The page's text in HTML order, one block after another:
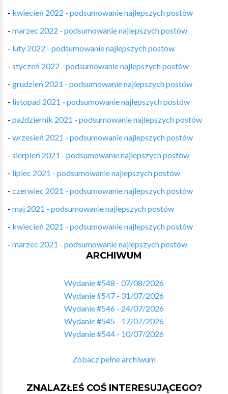
- kwiecień 2022 - podsumowanie najlepszych postów
- marzec 2022 - podsumowanie najlepszych postów
- luty 2022 - podsumowanie najlepszych postów
- styczeń 2022 - podsumowanie najlepszych postów
- grudzień 2021 - podsumowanie najlepszych postów
- listopad 2021 - podsumowanie najlepszych postów
- październik 2021 - podsumowanie najlepszych postów
- wrzesień 2021 - podsumowanie najlepszych postów
- sierpień 2021 - podsumowanie najlepszych postów
- lipiec 2021 - podsumowanie najlepszych postów
- czerwiec 2021 - podsumowanie najlepszych postów
- maj 2021 - podsumowanie najlepszych postów
- kwiecień 2021 - podsumowanie najlepszych postów
- marzec 2021 - podsumowanie najlepszych postów
ARCHIWUM
Wydanie #548 - 07/08/2026
Wydanie #547 - 31/07/2026
Wydanie #546 - 24/07/2026
Wydanie #545 - 17/07/2026
Wydanie #544 - 10/07/2026
Zobacz pełne archiwum
ZNALAZŁEŚ COŚ INTERESUJĄCEGO?